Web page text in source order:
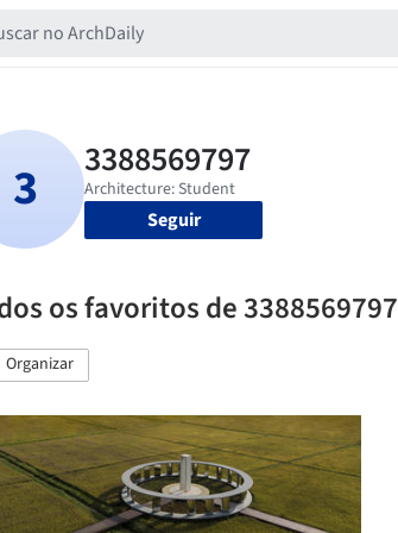
Seguir
os favoritos de 3388569797
Organizar